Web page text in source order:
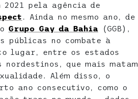
2021 pela agência de
. Ainda no mesmo ano, de
Grupo Gay da Bahia (GGB),
públicas no combate à
lugar, entre os estados
que mais matam
Além disso, o
ano consecutivo, como o